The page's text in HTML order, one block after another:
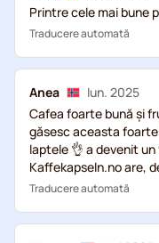
Printre cele mai bune
Traducere automată
Anea
Iun. 2025
Cafea foarte bună și
găsesc aceasta
laptele 👌 a devenit
Kaffekapseln.no are,
Traducere automată